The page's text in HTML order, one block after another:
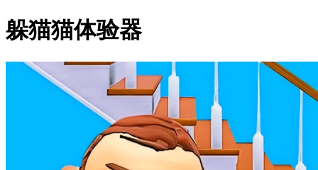
躲猫猫体验器